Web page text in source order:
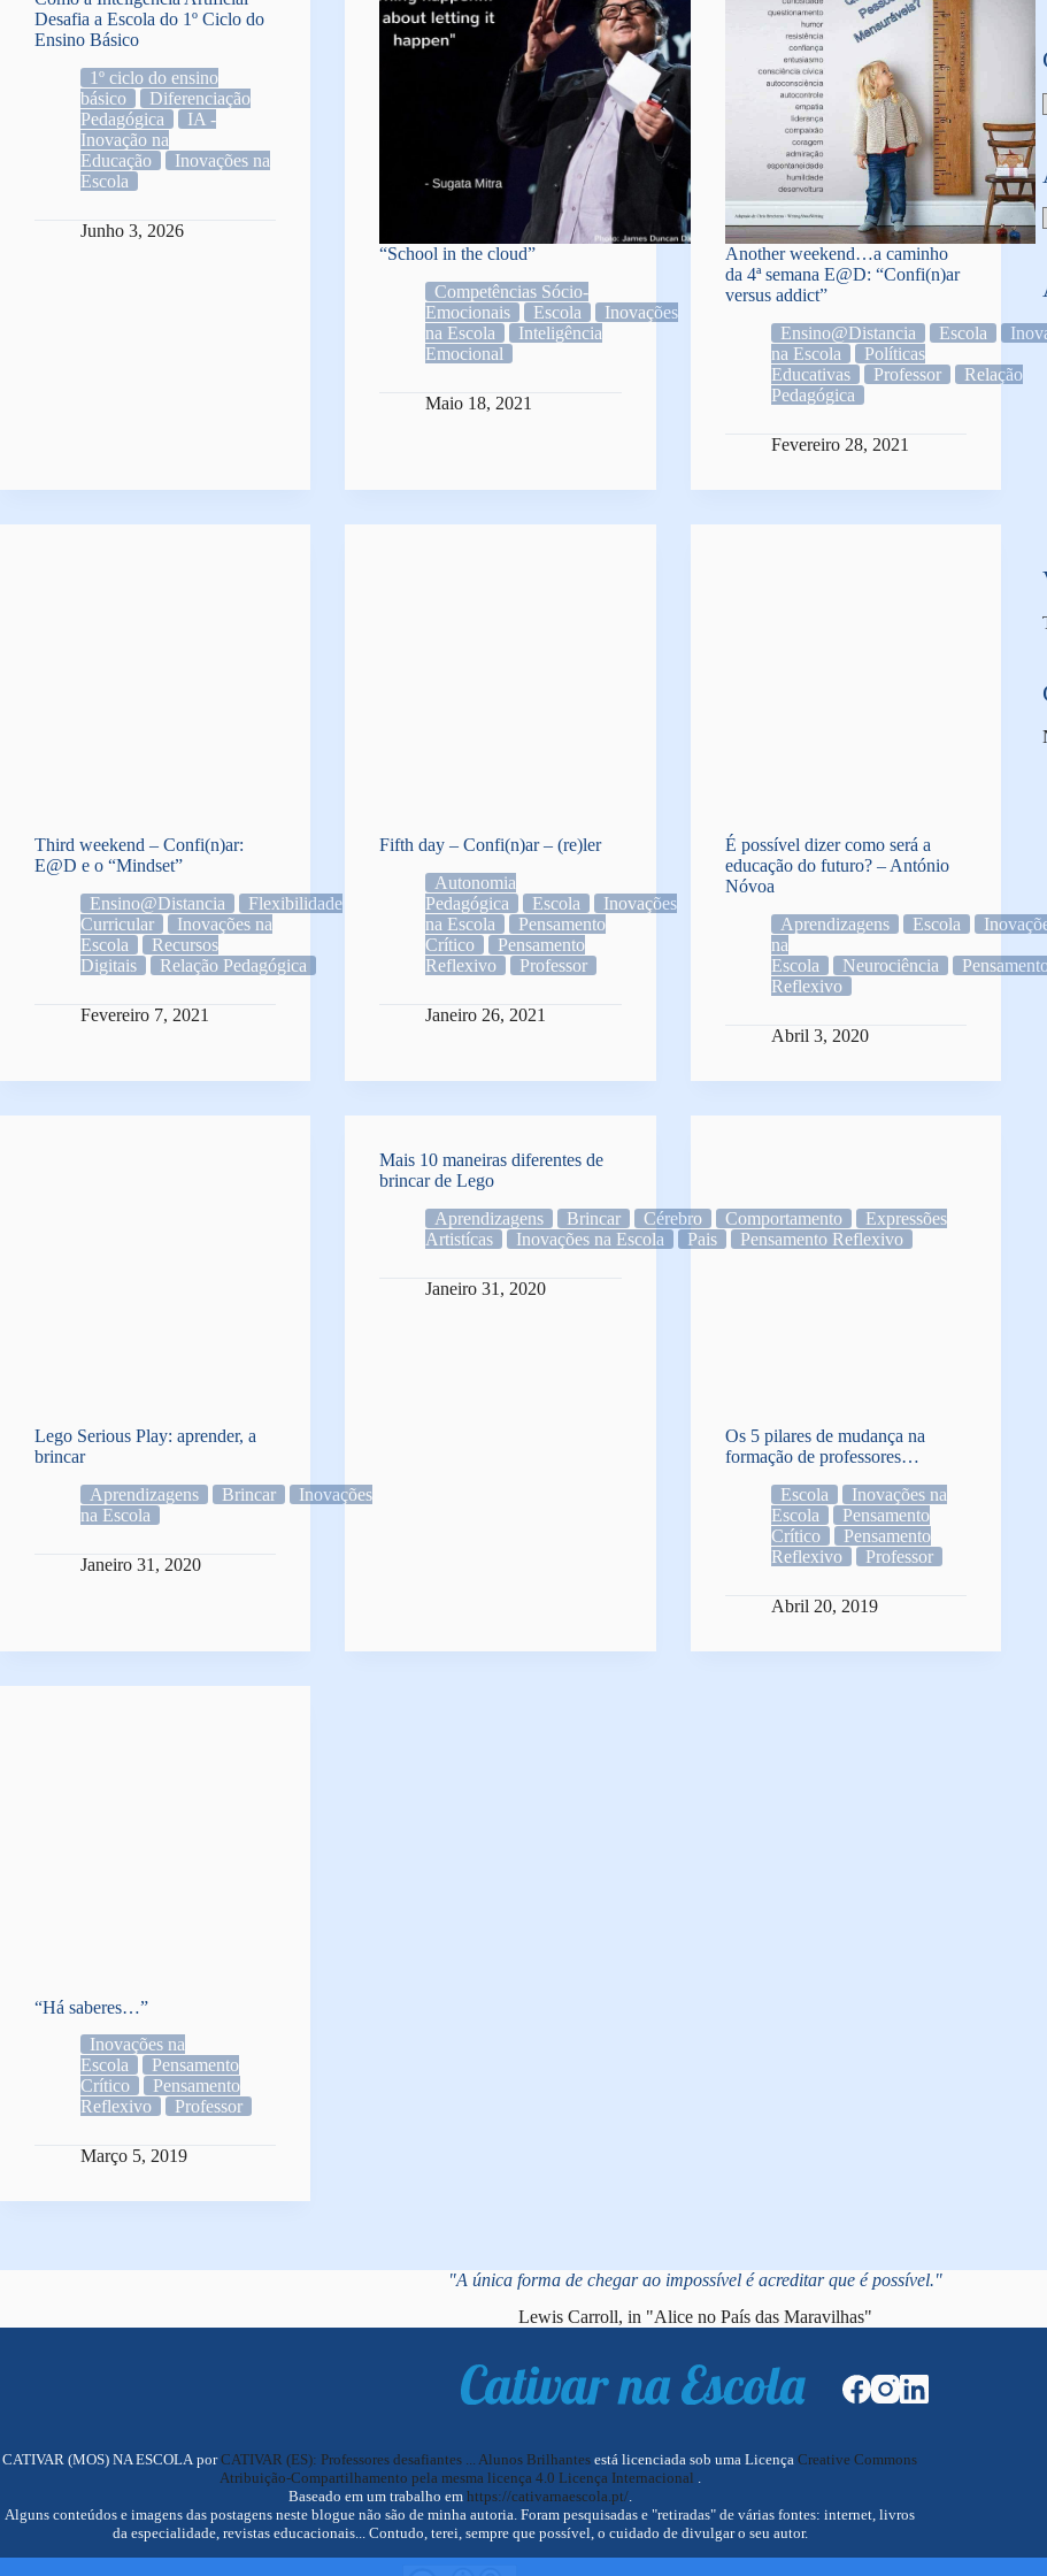
Desafia a Escola do 1º Ciclo do
Ensino Básico
1º ciclo do ensino
básico
Diferenciação
Pedagógica
IA -
Inovação na
Educação
Inovações na
Escola
Junho 3, 2026
“School in the cloud”
Competências Sócio-
Emocionais
Escola
Inovações
na Escola
Inteligência
Emocional
Maio 18, 2021
Another weekend…a caminho
da 4ª semana E@D: “Confi(n)ar
versus addict”
Ensino@Distancia
Escola
na Escola
Políticas
Educativas
Professor
Relação
Pedagógica
Fevereiro 28, 2021
Third weekend – Confi(n)ar:
E@D e o “Mindset”
Ensino@Distancia
Flexibilidade
Curricular
Inovações na
Escola
Recursos
Digitais
Relação Pedagógica
Fevereiro 7, 2021
Fifth day – Confi(n)ar – (re)ler
Autonomia
Pedagógica
Escola
Inovações
na Escola
Pensamento
Crítico
Pensamento
Reflexivo
Professor
Janeiro 26, 2021
É possível dizer como será a
educação do futuro? – António
Nóvoa
Aprendizagens
Escola
na
Escola
Neurociência
Reflexivo
Abril 3, 2020
Lego Serious Play: aprender, a
brincar
Aprendizagens
Brincar
Inovações
na Escola
Janeiro 31, 2020
Mais 10 maneiras diferentes de
brincar de Lego
Aprendizagens
Brincar Cérebro Comportamento
Expressões
Artistícas
Inovações na Escola Pais Pensamento Reflexivo
Janeiro 31, 2020
Os 5 pilares de mudança na
formação de professores…
Escola
Inovações na
Escola
Pensamento
Crítico
Pensamento
Reflexivo
Professor
Abril 20, 2019
“Há saberes…”
Inovações na
Escola
Pensamento
Crítico
Pensamento
Reflexivo
Professor
Março 5, 2019
"A única forma de chegar ao impossível é acreditar que é possível."
Lewis Carroll, in "Alice no País das Maravilhas"
CATIVAR (MOS) NA ESCOLA porCATIVAR (ES): Professores desafiantes ... Alunos Brilhantes está licenciada sob uma Licença Creative Commons
Atribuição-Compartilhamento pela mesma licença 4.0 Licença Internacional
Baseado em um trabalho em https://cativarnaescola.pt/.
Alguns conteúdos e imagens das postagens neste blogue não são de minha autoria. Foram pesquisadas e "retiradas" de várias fontes: internet, livros
da especialidade, revistas educacionais... Contudo, terei, sempre que possível, o cuidado de divulgar o seu autor.